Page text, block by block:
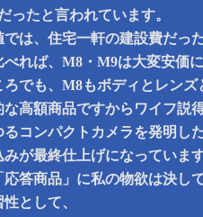
ったと言われています。
では、住宅一軒の建設費だっ
べれば、M8・M9は大変安価
ろでも、M8もボディとレンズ
な高額商品ですからワイフ説
るコンパクトカメラを発明し
が最終仕上げになっていま
応答商品」に私の物欲は決し
として、